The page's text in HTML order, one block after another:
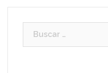
Buscar: